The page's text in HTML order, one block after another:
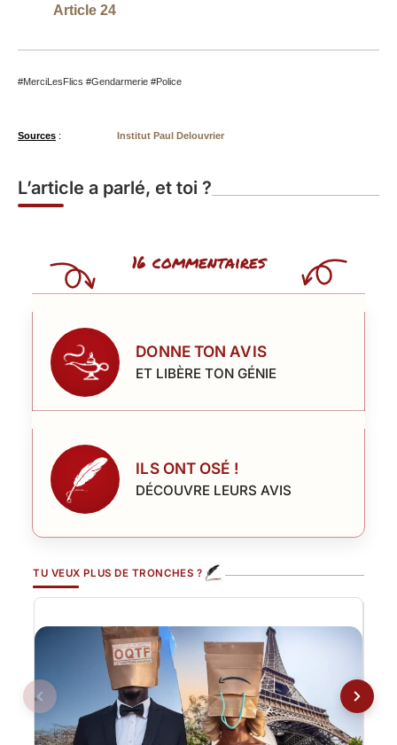
Article 24
#MerciLesFlics #Gendarmerie #Police
Sources : Institut Paul Delouvrier
L’article a parlé, et toi ?
16 commentaires
DONNE TON AVIS
ET LIBÈRE TON GÉNIE
ILS ONT OSÉ !
DÉCOUVRE LEURS AVIS
TU VEUX PLUS DE TRONCHES ?